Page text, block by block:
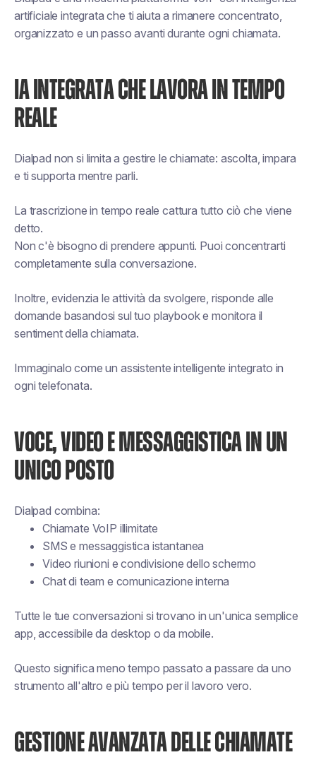
artificiale integrata che ti aiuta a rimanere concentrato,
organizzato e un passo avanti durante ogni chiamata.
IA INTEGRATA CHE LAVORA IN TEMPO
REALE
Dialpad non si limita a gestire le chiamate: ascolta, impara
e ti supporta mentre parli.
La trascrizione in tempo reale cattura tutto ciò che viene
detto.
Non c'è bisogno di prendere appunti. Puoi concentrarti
completamente sulla conversazione.
Inoltre, evidenzia le attività da svolgere, risponde alle
domande basandosi sul tuo playbook e monitora il
sentiment della chiamata.
Immaginalo come un assistente intelligente integrato in
ogni telefonata.
VOCE, VIDEO E MESSAGGISTICA IN UN
UNICO POSTO
Dialpad combina:
Chiamate VoIP illimitate
SMS e messaggistica istantanea
Video riunioni e condivisione dello schermo
Chat di team e comunicazione interna
Tutte le tue conversazioni si trovano in un'unica semplice
app, accessibile da desktop o da mobile.
Questo significa meno tempo passato a passare da uno
strumento all'altro e più tempo per il lavoro vero.
GESTIONE AVANZATA DELLE CHIAMATE